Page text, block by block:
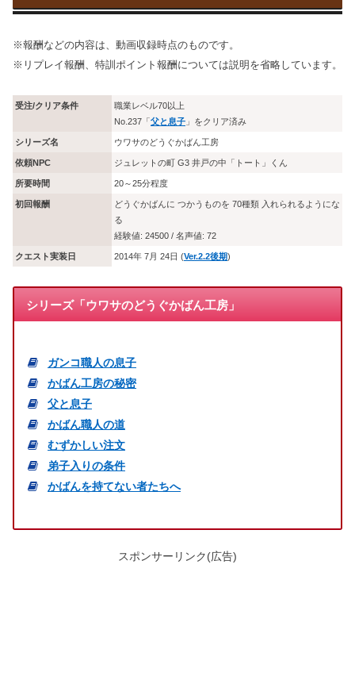
※報酬などの内容は、動画収録時点のものです。
※リプレイ報酬、特訓ポイント報酬については説明を省略しています。
受注/クリア条件
職業レベル70以上
No.237「父と息子 」をクリア済み
シリーズ名 ウワサのどうぐかばん工房
依頼NPC ジュレットの町 G3 井戸の中「トート」くん
所要時間 20～25分程度
初回報酬
どうぐかばんに つかうものを 70種類 入れられるようにな
る
経験値: 24500 / 名声値: 72
クエスト実装日 2014年 7月 24日 (Ver.2.2後期)
シリーズ「ウワサのどうぐかばん工房」
ガンコ職人の息子
かばん工房の秘密
父と息子
かばん職人の道
むずかしい注文
弟子入りの条件
かばんを持てない者たちへ
スポンサーリンク(広告)